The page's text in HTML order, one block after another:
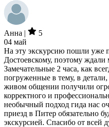
Анна |
5
04 май
На эту экскурсию пошли уже
Достоевскому, поэтому
Замечательные 2 часа, как
погруженные в тему, в
живом общении получили
корректного и
необычный подход гида нас
приезд в Питер обязательно
экскурсией. Спасибо от всей